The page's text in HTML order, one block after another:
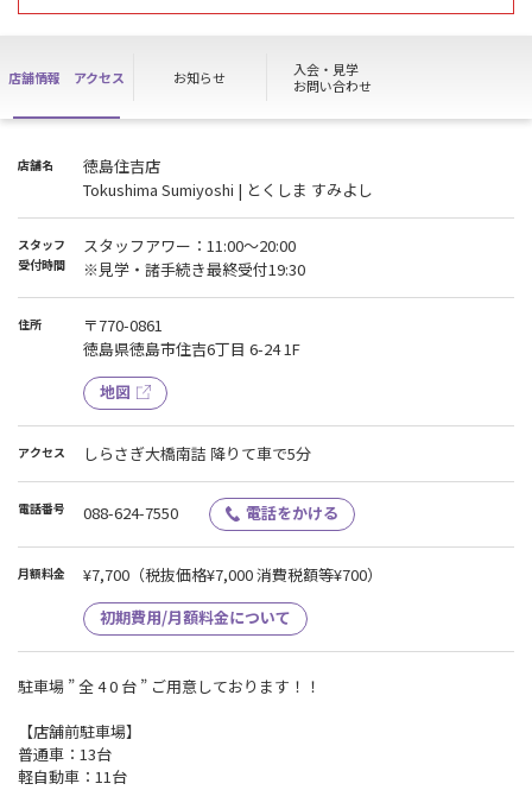
店舗情報 アクセス お知らせ
入会・見学
お問い合わせ
店舗名
徳島住吉店
Tokushima Sumiyoshi | とくしま すみよし
スタッフ
受付時間
スタッフアワー：11:00～20:00
※見学・諸手続き最終受付19:30
住所
〒770-0861
徳島県徳島市住吉6丁目 6-24 1F
地図
アクセス しらさぎ大橋南詰 降りて車で5分
電話番号 088-624-7550 電話をかける
月額料金 ¥7,700 （税抜価格¥7,000 消費税額等¥700）
初期費用/月額料金について
駐車場 ” 全 4 0 台 ” ご用意しております！！
【店舗前駐車場】
普通車：13台
軽自動車：11台